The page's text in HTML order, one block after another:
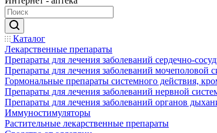
Каталог
Лекарственные препараты
Препараты для лечения заболеваний сердечно-
Препараты для лечения заболеваний мочеполовой
Гормональные препараты системного действия,
Препараты для лечения заболеваний нервной
Препараты для лечения заболеваний органов
Иммуностимуляторы
Растительные лекарственные препараты